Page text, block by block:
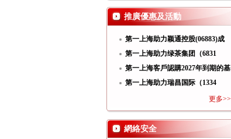
推廣優惠及活動
第一上海助力颖通控股(06883)成
功
第一上海助力绿茶集团（6831
HK）
第一上海客戶認購2027年到期的基
第一上海助力瑞昌国际（1334
更多>>
網絡安全